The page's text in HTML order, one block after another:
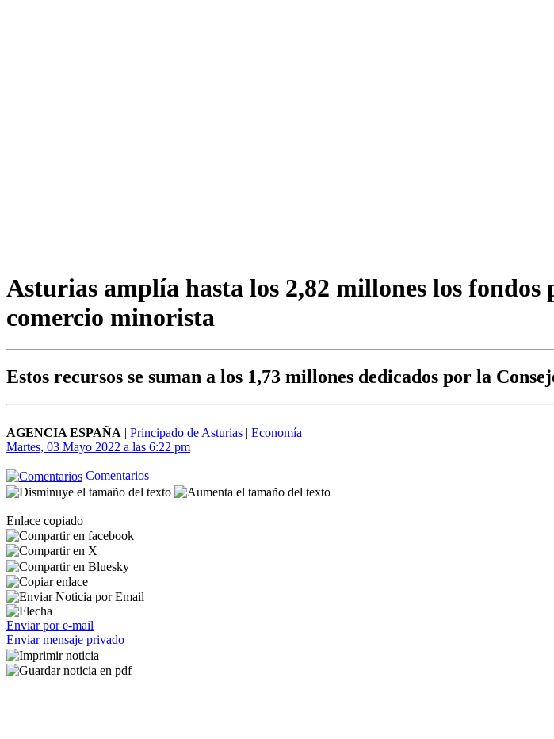
Asturias amplía hasta los 2,82 millones los
comercio minorista
Estos recursos se suman a los 1,73 millones dedicados por la
AGENCIA ESPAÑA | Principado de Asturias | Economía
Martes, 03 Mayo 2022 a las 6:22 pm
Comentarios
Enlace copiado
Enviar por e-mail
Enviar mensaje privado